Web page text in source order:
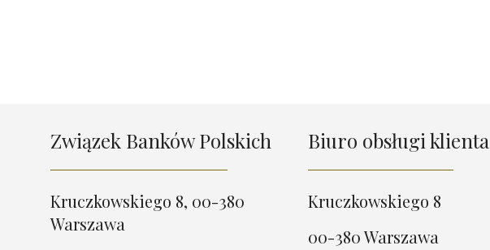
Związek Banków Polskich
Kruczkowskiego 8, 00-380
Warszawa
Biuro obsługi klienta
Kruczkowskiego 8
00-380 Warszawa